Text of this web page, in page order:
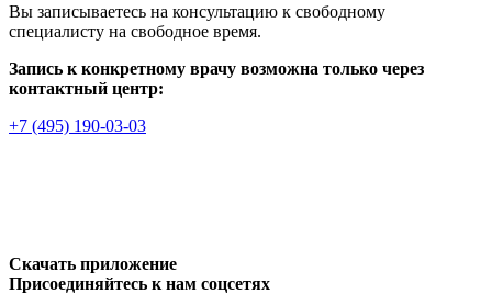
Вы записываетесь на консультацию к свободному
специалисту на свободное время.
Запись к конкретному врачу возможна только через
контактный центр:
+7 (495) 190-03-03
Скачать приложение
Присоединяйтесь к нам соцсетях